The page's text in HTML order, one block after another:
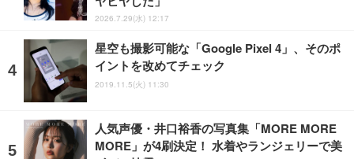
2026.7.29(水) 12:17
星空も撮影可能な「Google Pixel 4」、そのポ
イントを改めてチェック
2019.11.5(火) 11:30
人気声優・井口裕香の写真集「MORE MORE
MORE」が4刷決定！ 水着やランジェリーで美